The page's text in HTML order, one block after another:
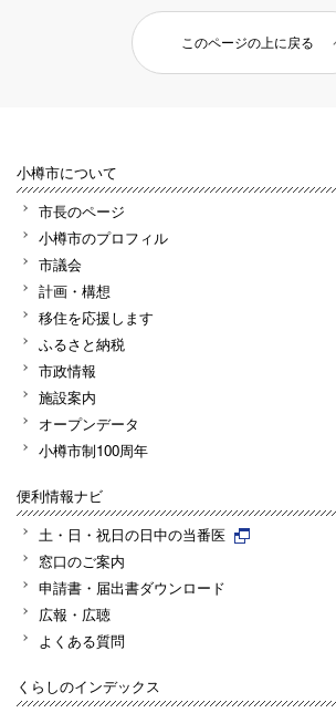
このページの上に戻る
小樽市について
市長のページ
小樽市のプロフィル
市議会
計画・構想
移住を応援します
ふるさと納税
市政情報
施設案内
オープンデータ
小樽市制100周年
便利情報ナビ
土・日・祝日の日中の当番医
窓口のご案内
申請書・届出書ダウンロード
広報・広聴
よくある質問
くらしのインデックス